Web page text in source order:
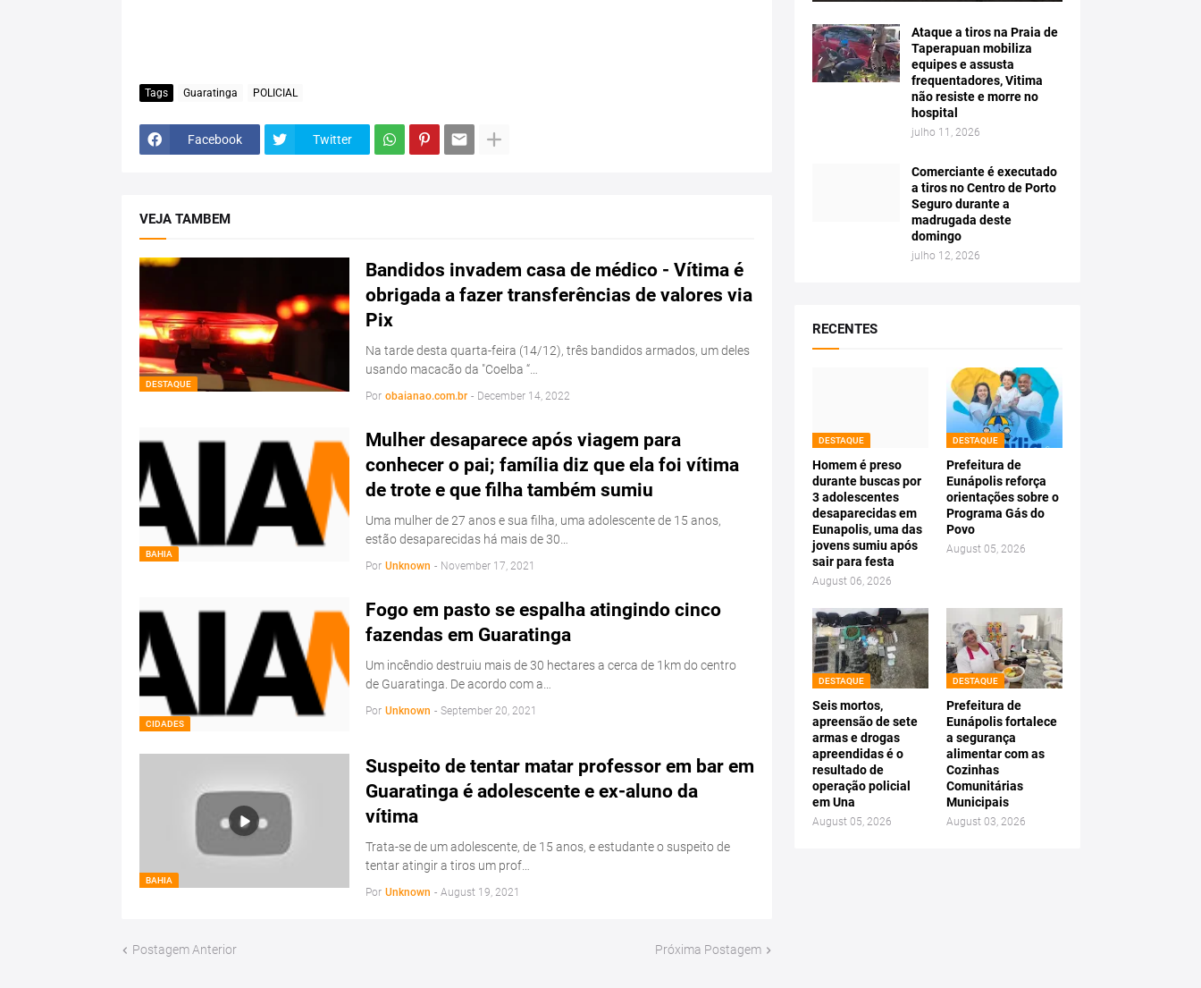
Tags Guaratinga POLICIAL
Facebook Twitter
VEJA TAMBEM
DESTAQUE
Bandidos invadem casa de médico - Vítima é
obrigada a fazer transferências de valores via
Pix
Na tarde desta quarta-feira (14/12), três bandidos armados, um deles
usando macacão da "Coelba “…
Por obaianao.com.br - December 14, 2022
BAHIA
Mulher desaparece após viagem para
conhecer o pai; família diz que ela foi vítima
de trote e que filha também sumiu
Uma mulher de 27 anos e sua filha, uma adolescente de 15 anos,
estão desaparecidas há mais de 30…
Por Unknown - November 17, 2021
CIDADES
Fogo em pasto se espalha atingindo cinco
fazendas em Guaratinga
Um incêndio destruiu mais de 30 hectares a cerca de 1km do centro
de Guaratinga. De acordo com a…
Por Unknown - September 20, 2021
BAHIA
Suspeito de tentar matar professor em bar em
Guaratinga é adolescente e ex-aluno da
vítima
Trata-se de um adolescente, de 15 anos, e estudante o suspeito de
tentar atingir a tiros um prof…
Por Unknown - August 19, 2021
Postagem Anterior Próxima Postagem
Ataque a tiros na Praia de
Taperapuan mobiliza
equipes e assusta
frequentadores, Vitima
não resiste e morre no
hospital
julho 11, 2026
Comerciante é executado
a tiros no Centro de Porto
Seguro durante a
madrugada deste
domingo
julho 12, 2026
RECENTES
DESTAQUE
Homem é preso
durante buscas por
3 adolescentes
desaparecidas em
Eunapolis, uma das
jovens sumiu após
sair para festa
August 06, 2026
DESTAQUE
Prefeitura de
Eunápolis reforça
orientações sobre o
Programa Gás do
Povo
August 05, 2026
DESTAQUE
Seis mortos,
apreensão de sete
armas e drogas
apreendidas é o
resultado de
operação policial
em Una
August 05, 2026
DESTAQUE
Prefeitura de
Eunápolis fortalece
a segurança
alimentar com as
Cozinhas
Comunitárias
Municipais
August 03, 2026